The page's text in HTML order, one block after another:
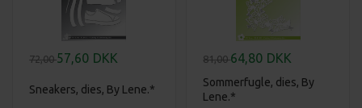
72,0057,60 DKK
Sneakers, dies, By Lene.*
81,0064,80 DKK
Sommerfugle, dies, By
Lene.*